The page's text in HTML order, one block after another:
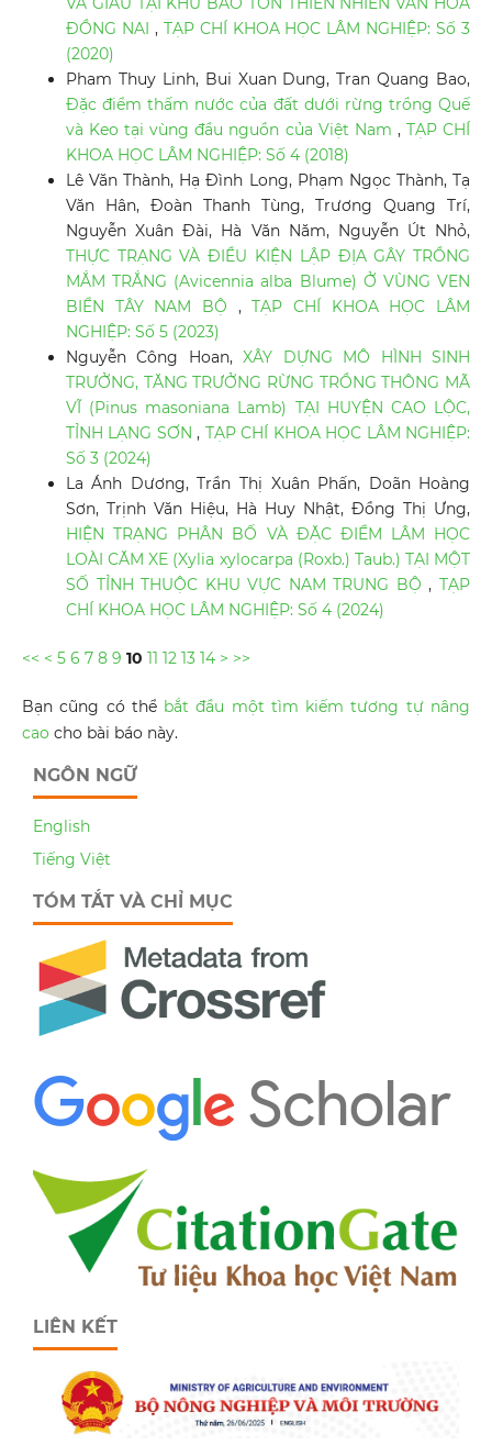
ĐỒNG NAI , TẠP CHÍ KHOA HỌC LÂM NGHIỆP: Số 3
(2020)
Pham Thuy Linh, Bui Xuan Dung, Tran Quang Bao,
Đặc điểm thấm nước của đất dưới rừng trồng Quế
và Keo tại vùng đầu nguồn của Việt Nam , TẠP CHÍ
KHOA HỌC LÂM NGHIỆP: Số 4 (2018)
Lê Văn Thành, Hạ Đình Long, Phạm Ngọc Thành, Tạ
Văn Hân, Đoàn Thanh Tùng, Trương Quang Trí,
Nguyễn Xuân Đài, Hà Văn Năm, Nguyễn Út Nhỏ,
THỰC TRẠNG VÀ ĐIỀU KIỆN LẬP ĐỊA GÂY TRỒNG
MẮM TRẮNG (Avicennia alba Blume) Ở VÙNG VEN
BIỂN TÂY NAM BỘ ,TẠP CHÍ KHOA HỌC LÂM
NGHIỆP: Số 5 (2023)
Nguyễn Công Hoan,XÂY DỰNG MÔ HÌNH SINH
TRƯỞNG, TĂNG TRƯỞNG RỪNG TRỒNG THÔNG MÃ
VĨ (Pinus masoniana Lamb) TẠI HUYỆN CAO LỘC,
TỈNH LẠNG SƠN, TẠP CHÍ KHOA HỌC LÂM NGHIỆP:
Số 3 (2024)
La Ánh Dương, Trần Thị Xuân Phấn, Doãn Hoàng
Sơn, Trịnh Văn Hiệu, Hà Huy Nhật, Đồng Thị Ưng,
HIỆN TRẠNG PHÂN BỐ VÀ ĐẶC ĐIỂM LÂM HỌC
LOÀI CĂM XE (Xylia xylocarpa (Roxb.) Taub.) TẠI MỘT
SỐ TỈNH THUỘC KHU VỰC NAM TRUNG BỘ,TẠP
CHÍ KHOA HỌC LÂM NGHIỆP: Số 4 (2024)
<< < 5 6 7 8 9 10 11 12 13 14 > >>
Bạn cũng có thể bắt đầu một tìm kiếm tương tự nâng
cao cho bài báo này.
NGÔN NGỮ
English
Tiếng Việt
TÓM TẮT VÀ CHỈ MỤC
LIÊN KẾT